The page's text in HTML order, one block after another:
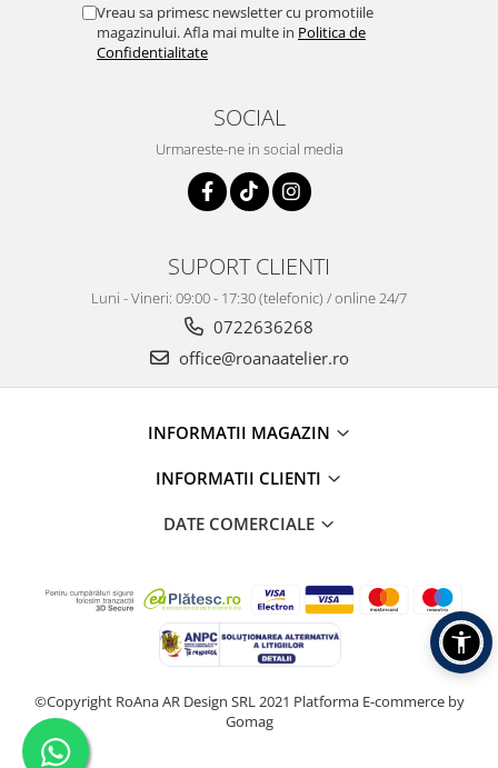
Vreau sa primesc newsletter cu promotiile
magazinului. Afla mai multe in Politica de
Confidentialitate
SOCIAL
Urmareste-ne in social media
SUPORT CLIENTI
Luni - Vineri: 09:00 - 17:30 (telefonic) / online 24/7
0722636268
office@roanaatelier.ro
INFORMATII MAGAZIN
INFORMATII CLIENTI
DATE COMERCIALE
©Copyright RoAna AR Design SRL 2021 Platforma E-commerce by
Gomag